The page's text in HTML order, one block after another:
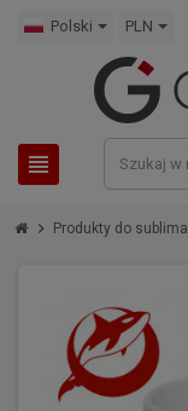
Polski PLN
view_headline
chevron_right Produkty do